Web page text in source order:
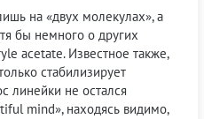
на «двух молекулах», а
бы немного о других
acetate. Известное также,
стабилизирует
линейки не остался
mind», находясь видимо,